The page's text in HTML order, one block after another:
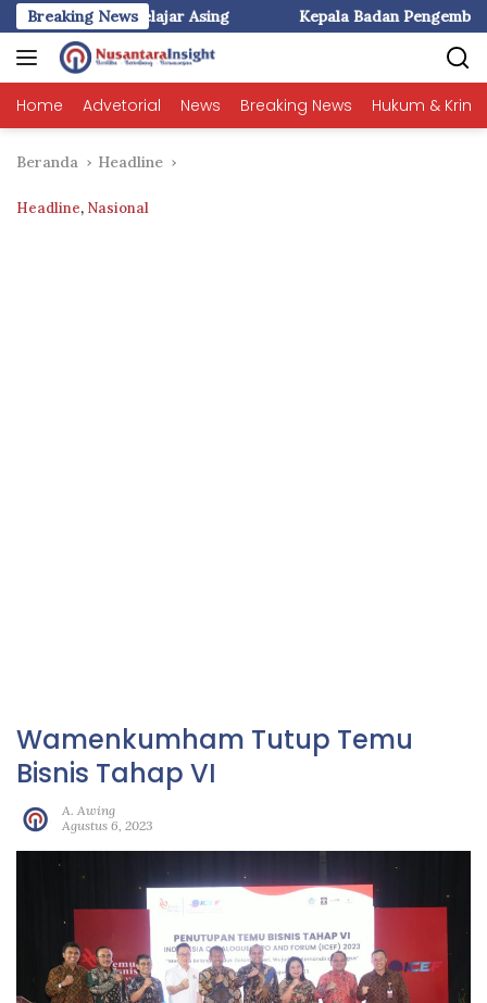
Langsung
ke
konten
Breaking NewsKepala Badan Pengembangan dan Pembinaan
Home Advetorial News Breaking News Hukum &
Beranda Headline
Headline, Nasional
Wamenkumham Tutup Temu
Bisnis Tahap VI
A. Awing
Agustus 6, 2023